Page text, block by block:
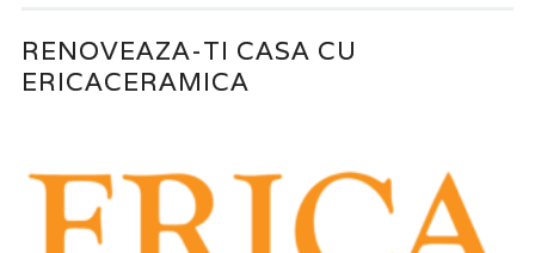
RENOVEAZA-TI CASA CU
ERICACERAMICA